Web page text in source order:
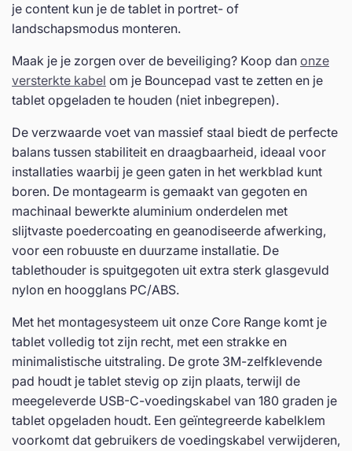
je content kun je de tablet in portret- of
landschapsmodus monteren.
Maak je je zorgen over de beveiliging? Koop dan onze
versterkte kabel om je Bouncepad vast te zetten en je
tablet opgeladen te houden (niet inbegrepen).
De verzwaarde voet van massief staal biedt de perfecte
balans tussen stabiliteit en draagbaarheid, ideaal voor
installaties waarbij je geen gaten in het werkblad kunt
boren. De montagearm is gemaakt van gegoten en
machinaal bewerkte aluminium onderdelen met
slijtvaste poedercoating en geanodiseerde afwerking,
voor een robuuste en duurzame installatie. De
tablethouder is spuitgegoten uit extra sterk glasgevuld
nylon en hoogglans PC/ABS.
Met het montagesysteem uit onze Core Range komt je
tablet volledig tot zijn recht, met een strakke en
minimalistische uitstraling. De grote 3M-zelfklevende
pad houdt je tablet stevig op zijn plaats, terwijl de
meegeleverde USB-C-voedingskabel van 180 graden je
tablet opgeladen houdt. Een geïntegreerde kabelklem
voorkomt dat gebruikers de voedingskabel verwijderen,